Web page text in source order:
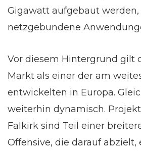
Gigawatt aufgebaut
netzgebundene
Vor diesem Hintergrund gilt
Markt als einer der am
entwickelten in Europa.
weiterhin dynamisch.
Falkirk sind Teil einer
Offensive, die darauf abzielt,